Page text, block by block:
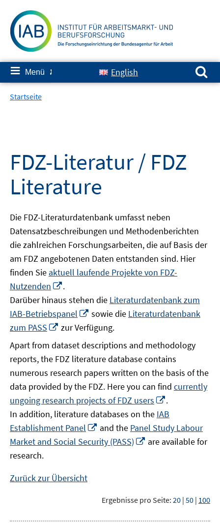
zum
Inhalt
≡ Menü ✘ English
Suchen nach:
Startseite
FDZ-Literatur / FDZ
Literature
Die FDZ-Literaturdatenbank umfasst neben
Datensatzbeschreibungen und Methodenberichten
die zahlreichen Forschungsarbeiten, die auf Basis der
am FDZ angebotenen Daten entstanden sind. Hier
finden Sie aktuell laufende Projekte von FDZ-
Nutzenden
neuem
Fenster
öffnen
.
Darüber hinaus stehen die Literaturdatenbank zum
IAB-Betriebspanel
In
neuem
Fenster
öffnen
sowie die Literaturdatenbank
zum PASS
In
Fenster
öffnen
zur Verfügung.
Apart from dataset descriptions and methodology
reports, the FDZ literature database contains
numerous research papers written on the basis of the
data provided by the FDZ. Here you can find currently
ungoing research projects of FDZ users
neuem
Fenster
öffnen
.
In addition, literature databases on the IAB
Establishment Panel
In
neuem
Fenster
and the Panel Study Labour
Market and Social Security (PASS)
In
are available for
research.
Zurück zur Übersicht
Ergebnisse pro Seite: 20 | 50 | 100